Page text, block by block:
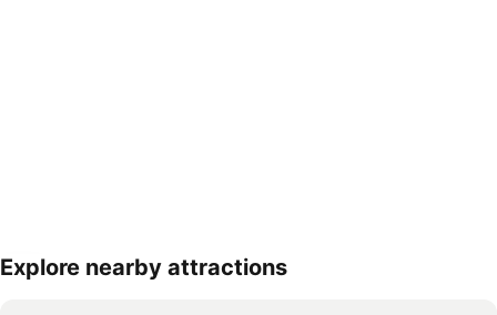
地図を拡大
Explore nearby attractions